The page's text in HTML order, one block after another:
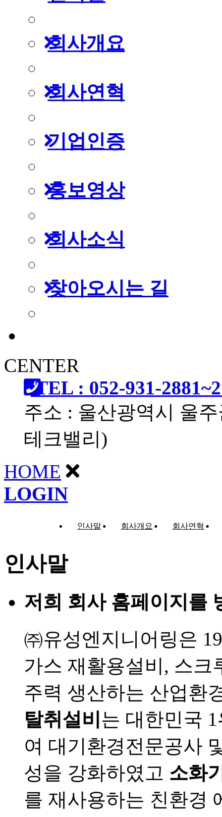
회사개요
회사연혁
기업인증
홍보영상
회사소식
찾아오시는 길
CENTER
TEL : 052-931-2881~2
주소 : 울산광역시 울
테크밸리)
HOME
LOGIN
인사말 회사개요 회사연혁
인사말
저희 회사 홈페이지를
㈜유성엔지니어링은
가스 재활용설비, 스크
주력 생산하는 산업환
탈취설비는 대한민국
여 대기환경전문공사
성을 강화하였고 소화
를 재사용하는 친환경